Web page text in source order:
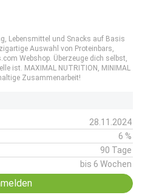
Lebensmittel und Snacks auf Basis
Auswahl von Proteinbars,
Webshop. Überzeuge dich selbst,
ist. MAXIMAL NUTRITION, MINIMAL
Zusammenarbeit!
28.11.2024
6 %
90 Tage
bis 6 Wochen